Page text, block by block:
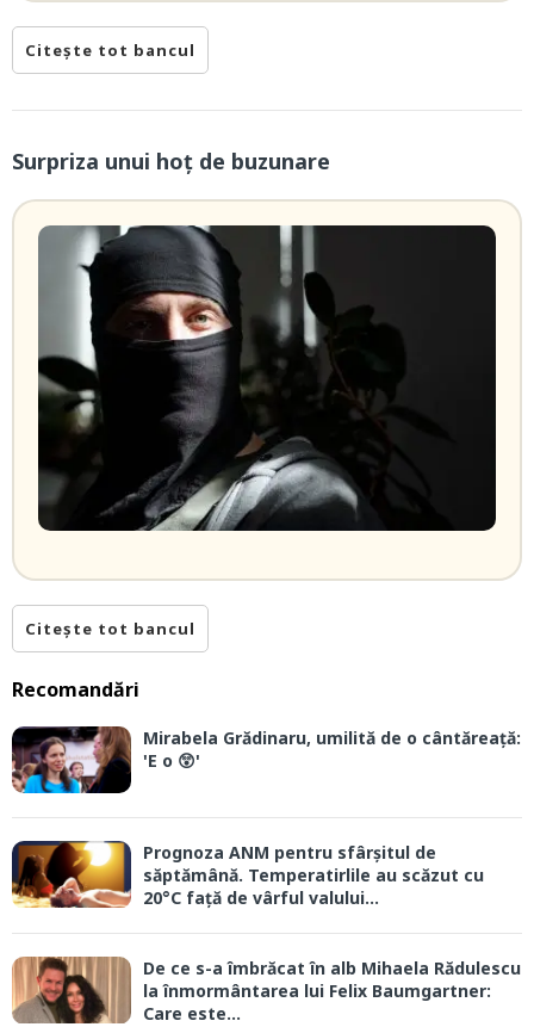
Citește tot bancul
Surpriza unui hoţ de buzunare
Citește tot bancul
Recomandări
Mirabela Grădinaru, umilită de o cântăreață:
'E o 😲'
Prognoza ANM pentru sfârșitul de
săptămână. Temperatirlile au scăzut cu
20°C față de vârful valului...
De ce s-a îmbrăcat în alb Mihaela Rădulescu
la înmormântarea lui Felix Baumgartner:
Care este...